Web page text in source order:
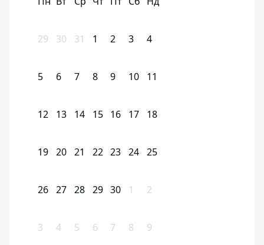
29 30 31 1 2 3 4
5 6 7 8 9 10 11
12 13 14 15 16 17 18
19 20 21 22 23 24 25
26 27 28 29 30 1 2
3 4 5 6 7 8 9